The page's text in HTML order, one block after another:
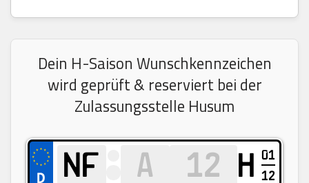
Dein H-Saison Wunschkennzeichen
wird geprüft & reserviert bei der
Zulassungsstelle Husum
H 01
12